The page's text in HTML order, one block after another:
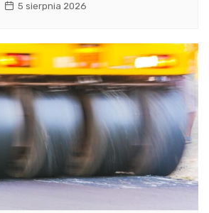
5 sierpnia 2026